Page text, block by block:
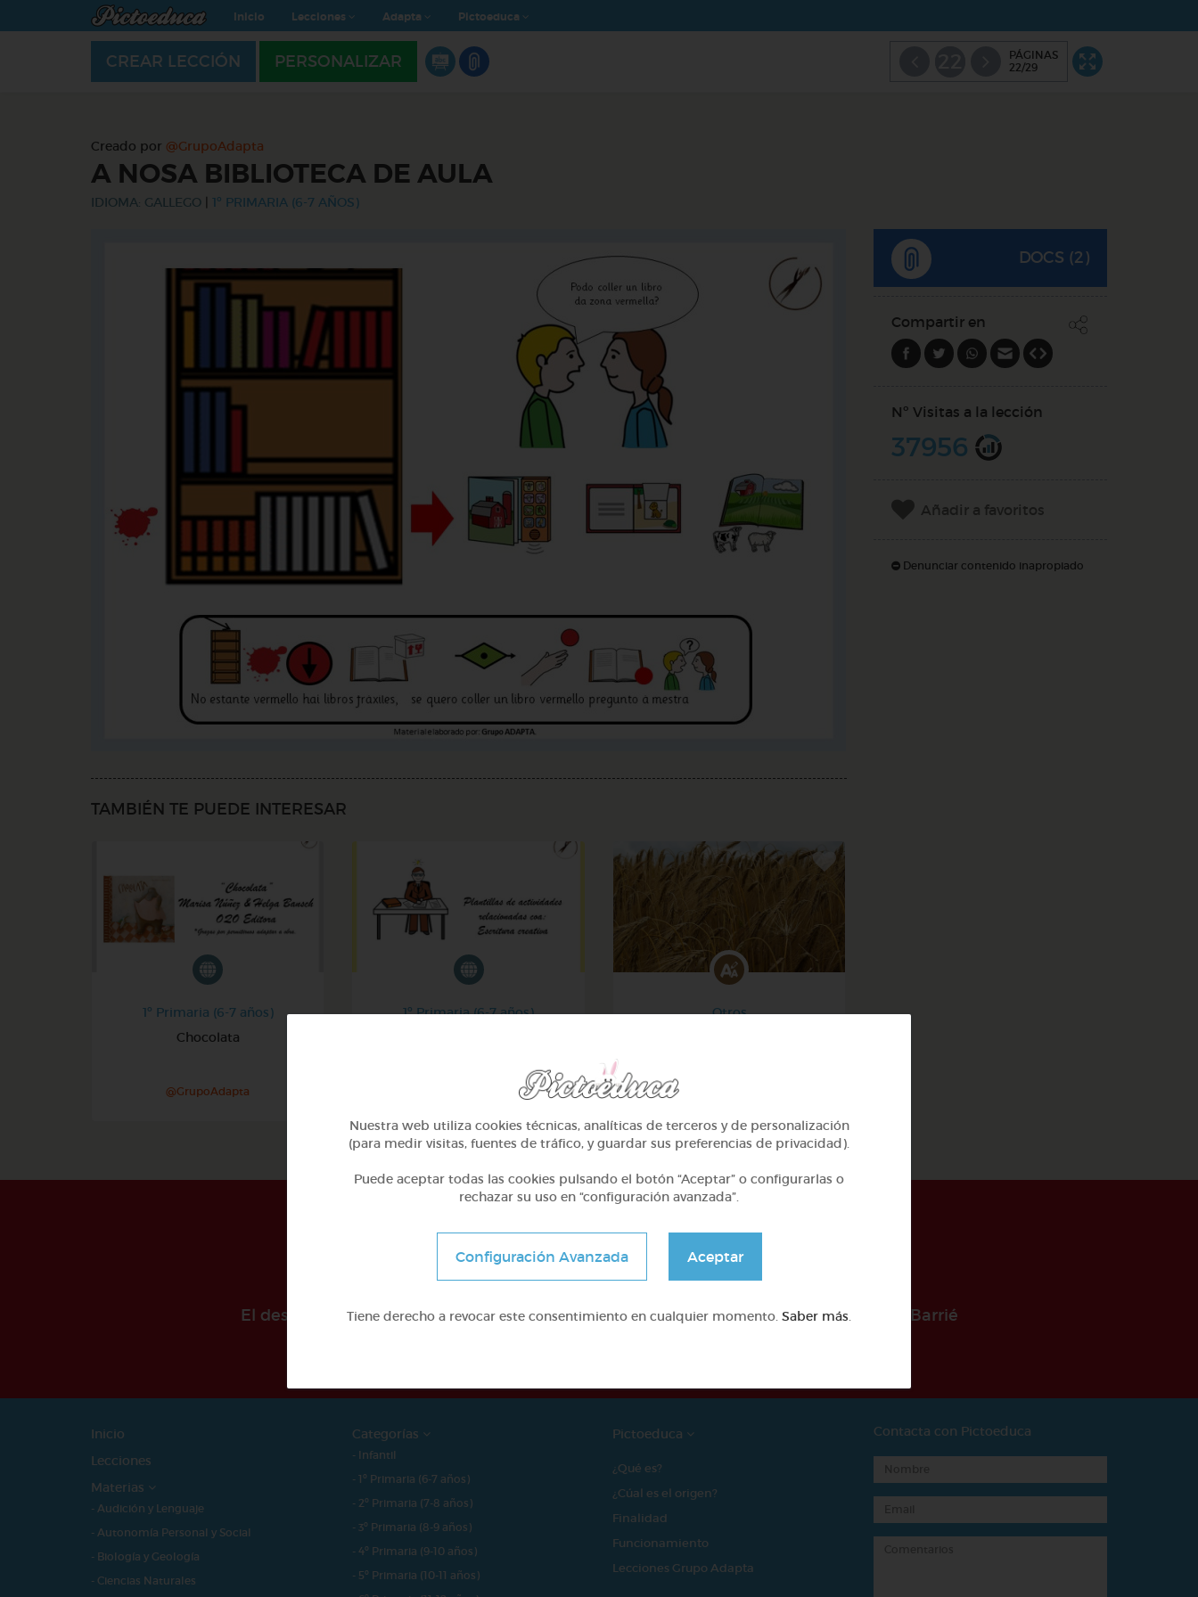
Inicio Lecciones Adapta Pictoeduca
CREAR LECCIÓN PERSONALIZAR
PÁGINAS
22/29
Creado por @GrupoAdapta
A NOSA BIBLIOTECA DE AULA
IDIOMA: GALLEGO 1º PRIMARIA (6-7 AÑOS)
TAMBIÉN TE PUEDE INTERESAR
1º Primaria (6-7 años)
Chocolata
@GrupoAdapta
1º Primaria (6-7 años)
Otros
@Webparaelespanol
DOCS (2)
Compartir en
Nº Visitas a la lección
37956
Añadir a favoritos
Denunciar contenido inapropiado
El desarollo de este proyecto ha sido posible gracias al mecenazgo de la Fundación Barrié
Inicio
Lecciones
Materias
- Audición y Lenguaje
- Autonomía Personal y Social
- Biología y Geología
- Ciencias Naturales
Categorías
- Infantil
- 1º Primaria (6-7 años)
- 2º Primaria (7-8 años)
- 3º Primaria (8-9 años)
- 4º Primaria (9-10 años)
- 5º Primaria (10-11 años)
Pictoeduca
¿Qué es?
¿Cúal es el origen?
Finalidad
Funcionamiento
Lecciones Grupo Adapta
Contacta con Pictoeduca
Nuestra web utiliza cookies técnicas, analíticas de terceros y de personalización
(para medir visitas, fuentes de tráfico, y guardar sus preferencias de privacidad).
Puede aceptar todas las cookies pulsando el botón “Aceptar” o configurarlas o
rechazar su uso en “configuración avanzada”.
Configuración Avanzada Aceptar
Tiene derecho a revocar este consentimiento en cualquier momento. Saber más.